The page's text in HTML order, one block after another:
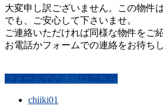
大変申し訳ございません。この物件
でも、ご安心して下さいませ。
ご連絡いただければ同様な物件をご
お電話かフォームでの連絡をお待ち
フォームでの連絡はこちら
chiiki01